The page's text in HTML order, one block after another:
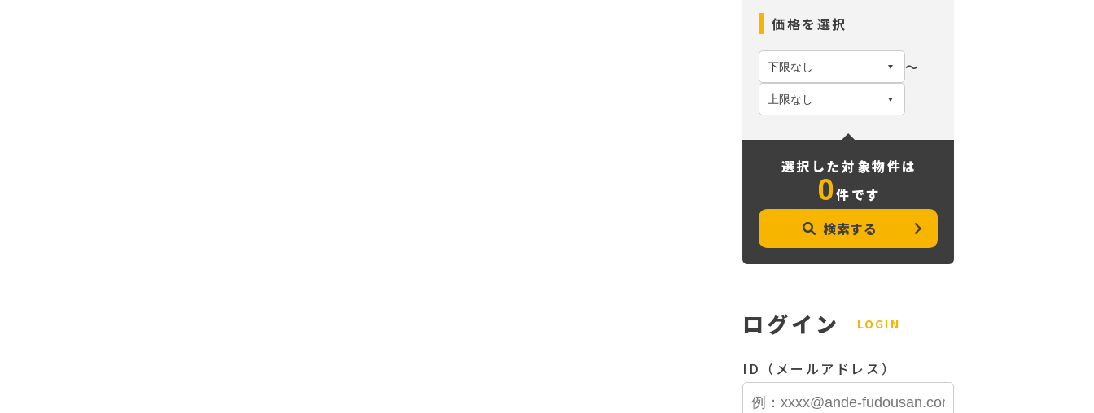
価格を選択
〜
選択した対象物件は
0件です
検索する
ログイン LOGIN
ID（メールアドレス）